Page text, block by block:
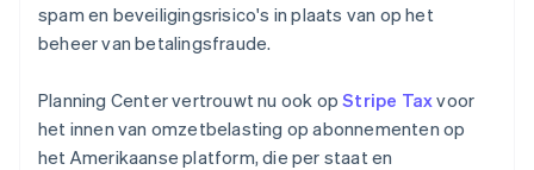
spam en beveiligingsrisico's in plaats van op het
beheer van betalingsfraude.
Planning Center vertrouwt nu ook opStripe Taxvoor
het innen van omzetbelasting op abonnementen op
het Amerikaanse platform, die per staat en